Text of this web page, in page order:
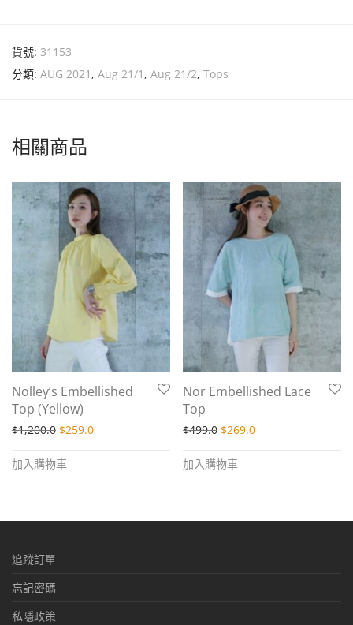
貨號: 31153
分類: AUG 2021 , Aug 21/1 , Aug 21/2, Tops
相關商品
Nolley’s Embellished
Top (Yellow)
$1,200.0 Original price was: $1,200.0.
$259.0Current price is: $259.0.
加入購物車
Nor Embellished Lace
Top
$499.0 Original price was:
$269.0Current price is:
加入購物車
追蹤訂單
忘記密碼
私隱政策